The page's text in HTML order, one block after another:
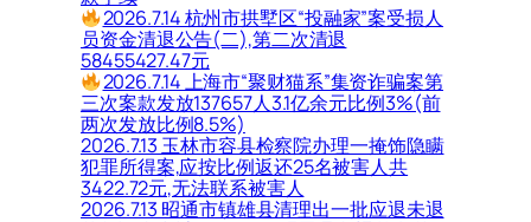
2026.7.14 杭州市拱墅区“投融家”案受损人
员资金清退公告(二),第二次清退
58455427.47元
2026.7.14 上海市“聚财猫系”集资诈骗案第
三次案款发放137657人3.1亿余元比例3%(前
两次发放比例8.5%)
2026.7.13 玉林市容县检察院办理一掩饰隐瞒
犯罪所得案,应按比例返还25名被害人共
3422.72元,无法联系被害人
2026.7.13 昭通市镇雄县清理出一批应退未退